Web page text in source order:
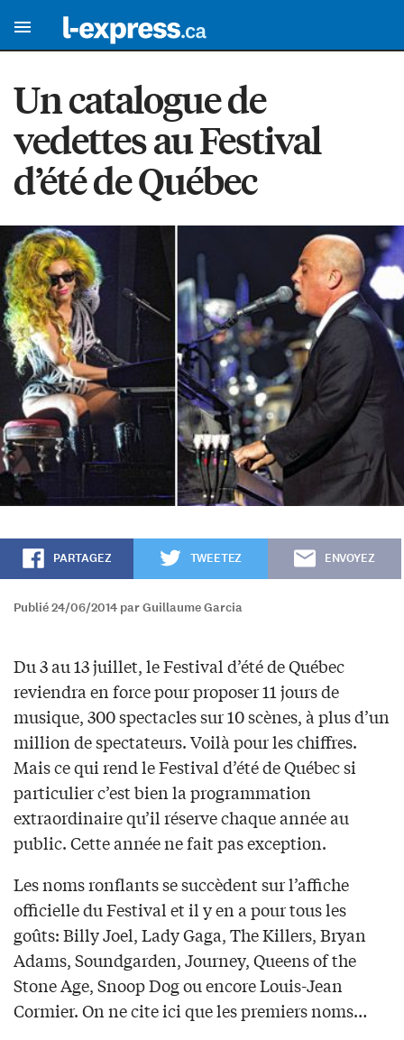
Un catalogue de
vedettes au Festival
d’été de Québec
PARTAGEZ TWEETEZ ENVOYEZ
Publié 24/06/2014 par Guillaume Garcia
Du 3 au 13 juillet, le Festival d’été de Québec
reviendra en force pour proposer 11 jours de
musique, 300 spectacles sur 10 scènes, à plus d’un
million de spectateurs. Voilà pour les chiffres.
Mais ce qui rend le Festival d’été de Québec si
particulier c’est bien la programmation
extraordinaire qu’il réserve chaque année au
public. Cette année ne fait pas exception.
Les noms ronflants se succèdent sur l’affiche
officielle du Festival et il y en a pour tous les
goûts: Billy Joel, Lady Gaga, The Killers, Bryan
Adams, Soundgarden, Journey, Queens of the
Stone Age, Snoop Dog ou encore Louis-Jean
Cormier. On ne cite ici que les premiers noms…